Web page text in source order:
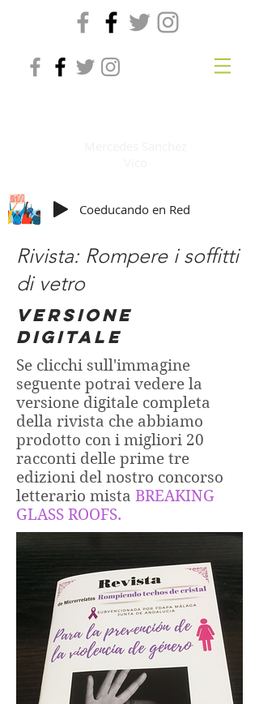
Coeducando en Red
Rivista: Rompere i soffitti
di vetro
Versione
digitale
Se clicchi sull'immagine
seguente potrai vedere la
versione digitale completa
della rivista che abbiamo
prodotto con i migliori 20
racconti delle prime tre
edizioni del nostro concorso
letterario mista BREAKING
GLASS ROOFS.